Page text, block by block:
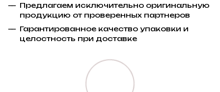
Предлагаем исключительно оригинальную
продукцию от проверенных партнеров
Гарантированное качество упаковки и
целостность при доставке